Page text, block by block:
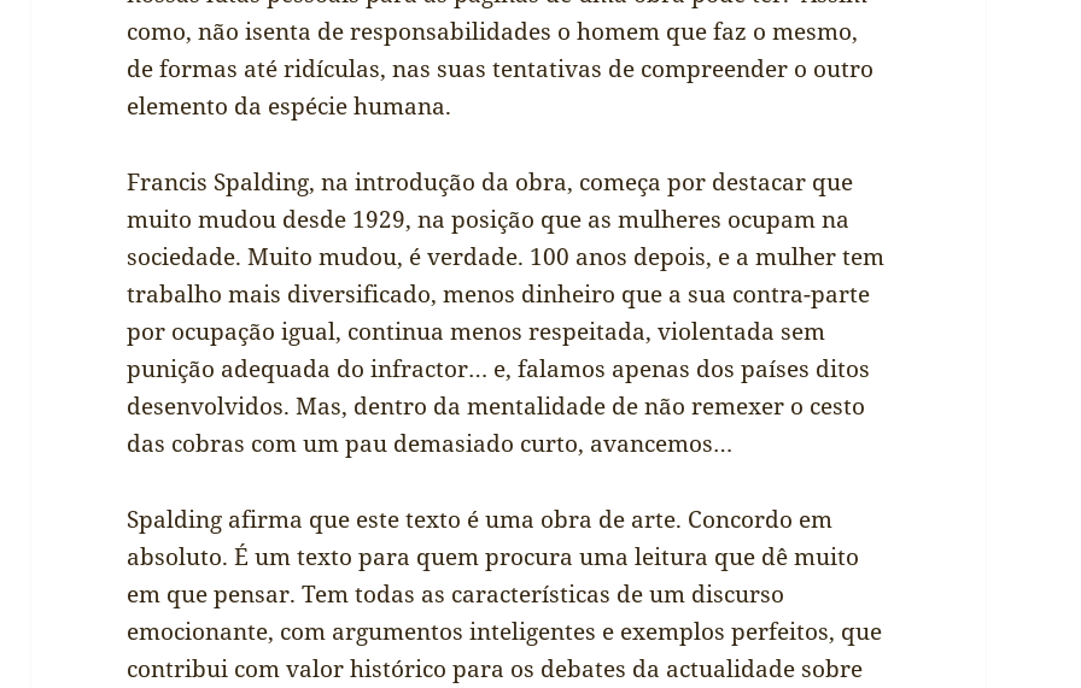
como, não isenta de responsabilidades o homem que faz o mesmo,
de formas até ridículas, nas suas tentativas de compreender o outro
elemento da espécie humana.
Francis Spalding, na introdução da obra, começa por destacar que
muito mudou desde 1929, na posição que as mulheres ocupam na
sociedade. Muito mudou, é verdade. 100 anos depois, e a mulher tem
trabalho mais diversificado, menos dinheiro que a sua contra-parte
por ocupação igual, continua menos respeitada, violentada sem
punição adequada do infractor… e, falamos apenas dos países ditos
desenvolvidos. Mas, dentro da mentalidade de não remexer o cesto
das cobras com um pau demasiado curto, avancemos…
Spalding afirma que este texto é uma obra de arte. Concordo em
absoluto. É um texto para quem procura uma leitura que dê muito
em que pensar. Tem todas as características de um discurso
emocionante, com argumentos inteligentes e exemplos perfeitos, que
contribui com valor histórico para os debates da actualidade sobre